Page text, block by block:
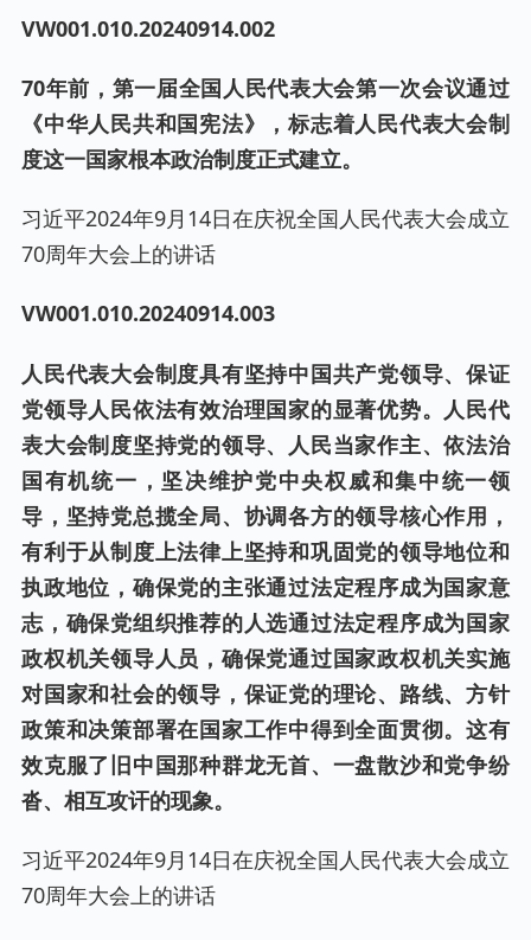
VW001.010.20240914.002
70年前，第一届全国人民代表大会第一次会议通过
《中华人民共和国宪法》，标志着人民代表大会制
度这一国家根本政治制度正式建立。
习近平2024年9月14日在庆祝全国人民代表大会成立
70周年大会上的讲话
VW001.010.20240914.003
人民代表大会制度具有坚持中国共产党领导、保证
党领导人民依法有效治理国家的显著优势。人民代
表大会制度坚持党的领导、人民当家作主、依法治
国有机统一，坚决维护党中央权威和集中统一领
导，坚持党总揽全局、协调各方的领导核心作用，
有利于从制度上法律上坚持和巩固党的领导地位和
执政地位，确保党的主张通过法定程序成为国家意
志，确保党组织推荐的人选通过法定程序成为国家
政权机关领导人员，确保党通过国家政权机关实施
对国家和社会的领导，保证党的理论、路线、方针
政策和决策部署在国家工作中得到全面贯彻。这有
效克服了旧中国那种群龙无首、一盘散沙和党争纷
沓、相互攻讦的现象。
习近平2024年9月14日在庆祝全国人民代表大会成立
70周年大会上的讲话